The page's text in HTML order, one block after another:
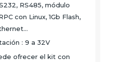
RS485, módulo
con Linux, 1Gb Flash,
: 9 a 32V
ofrecer el kit con